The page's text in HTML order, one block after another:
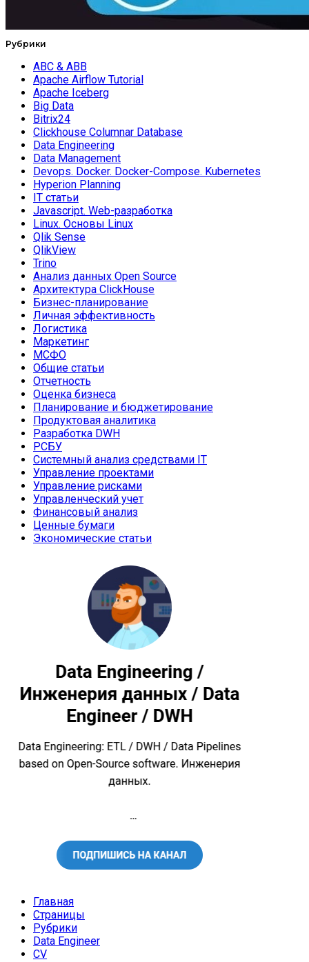
Рубрики
ABC & ABB
Apache Airflow Tutorial
Apache Iceberg
Big Data
Bitrix24
Clickhouse Columnar Database
Data Engineering
Data Management
Devops. Docker. Docker-Compose. Kubernetes
Hyperion Planning
IT статьи
Javascript. Web-разработка
Linux. Основы Linux
Qlik Sense
QlikView
Trino
Анализ данных Open Source
Архитектура ClickHouse
Бизнес-планирование
Личная эффективность
Логистика
Маркетинг
МСФО
Общие статьи
Отчетность
Оценка бизнеса
Планирование и бюджетирование
Продуктовая аналитика
Разработка DWH
РСБУ
Системный анализ средствами IT
Управление проектами
Управление рисками
Управленческий учет
Финансовый анализ
Ценные бумаги
Экономические статьи
Главная
Страницы
Рубрики
Data Engineer
CV